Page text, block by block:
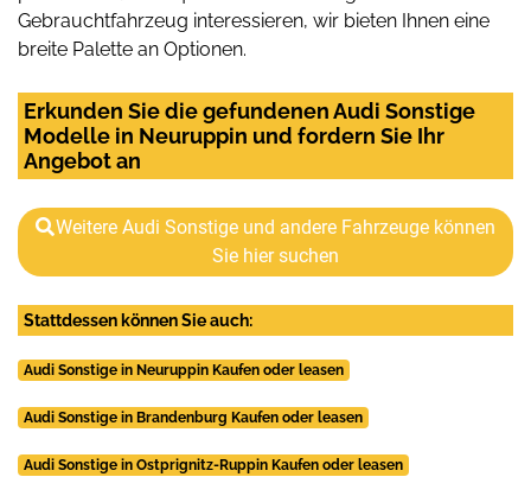
Gebrauchtfahrzeug interessieren, wir bieten Ihnen eine
breite Palette an Optionen.
Erkunden Sie die gefundenen Audi Sonstige
Modelle in Neuruppin und fordern Sie Ihr
Angebot an
Weitere Audi Sonstige und andere Fahrzeuge können
Sie hier suchen
Stattdessen können Sie auch:
Audi Sonstige in Neuruppin Kaufen oder leasen
Audi Sonstige in Brandenburg Kaufen oder leasen
Audi Sonstige in Ostprignitz-Ruppin Kaufen oder leasen